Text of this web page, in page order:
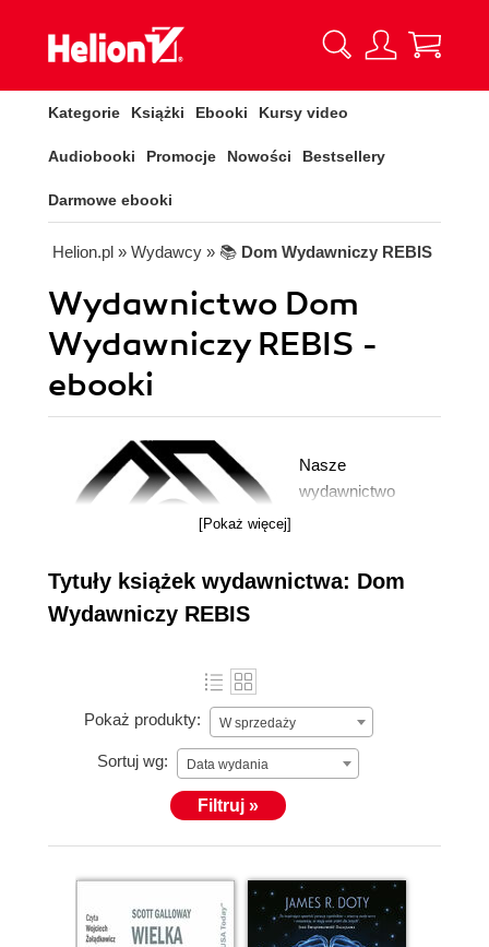
Kategorie Książki Ebooki Kursy video
Audiobooki Promocje Nowości Bestsellery
Darmowe ebooki
Helion.pl » Wydawcy » 📚 Dom Wydawniczy REBIS
Wydawnictwo Dom
Wydawniczy REBIS -
ebooki
Nasze
wydawnictwo
ofercie mamy
Mistrzowie
literatury, Biografie i
powieści
sensacyjne, thrillery
i horrory, jak i
popularnonaukowe
[Pokaż więcej]
Tytuły książek wydawnictwa: Dom
Wydawniczy REBIS
Pokaż produkty: W sprzedaży
Sortuj wg: Data wydania
Filtruj »